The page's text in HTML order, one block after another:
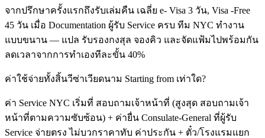
จากปรึกษาครั้งแรกถึงรับเล่มคืน เฉลี่ย e- Visa 3 วัน, Visa -Free
45 วัน เมื่อ Documentation ผู้รับ Service ครบ ทีม NYC ทำงาน
แบบขนาน — แปล รับรองกงสุล จองคิว และจัดแฟ้มไปพร้อมกัน
ลดเวลาจากการทำเองทีละขั้น 40%
ค่าใช้จ่ายทั้งสิ้นวีซ่าเวียดนาม Starting from เท่าใด?
ค่า Service NYC เริ่มที่ สอบถามเจ้าหน้าที่ (สูงสุด สอบถามเจ้า
หน้าที่ตามความซับซ้อน) + ค่ายื่น Consulate-General ที่ผู้รับ
Service จ่ายตรง ไม่บวกราคาทับ ค่าประกัน + ตั๋ว/โรงแรมแยก